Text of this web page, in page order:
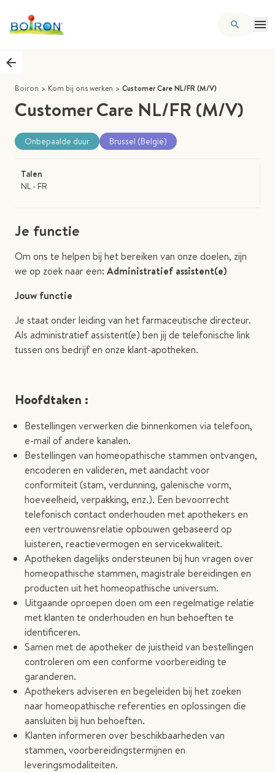
Boiron > Kom bij ons werken > Customer Care NL/FR (M/V)
Customer Care NL/FR (M/V)
Onbepaalde duur Brussel (België)
Talen
NL - FR
Je functie
Om ons te helpen bij het bereiken van onze doelen, zijn
we op zoek naar een: Administratief assistent(e)
Jouw functie
Je staat onder leiding van het farmaceutische directeur.
Als administratief assistent(e) ben jij de telefonische link
tussen ons bedrijf en onze klant-apotheken.
Hoofdtaken :
Bestellingen verwerken die binnenkomen via telefoon,
e-mail of andere kanalen.
Bestellingen van homeopathische stammen ontvangen,
encoderen en valideren, met aandacht voor
conformiteit (stam, verdunning, galenische vorm,
hoeveelheid, verpakking, enz.). Een bevoorrecht
telefonisch contact onderhouden met apothekers en
een vertrouwensrelatie opbouwen gebaseerd op
luisteren, reactievermogen en servicekwaliteit.
Apotheken dagelijks ondersteunen bij hun vragen over
homeopathische stammen, magistrale bereidingen en
producten uit het homeopathische universum.
Uitgaande oproepen doen om een regelmatige relatie
met klanten te onderhouden en hun behoeften te
identificeren.
Samen met de apotheker de juistheid van bestellingen
controleren om een conforme voorbereiding te
garanderen.
Apothekers adviseren en begeleiden bij het zoeken
naar homeopathische referenties en oplossingen die
aansluiten bij hun behoeften.
Klanten informeren over beschikbaarheden van
stammen, voorbereidingstermijnen en
leveringsmodaliteiten.